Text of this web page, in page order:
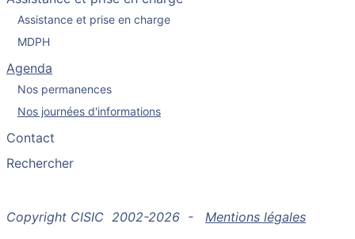
Assistance et prise en charge
MDPH
Agenda
Nos permanences
Nos journées d'informations
Contact
Rechercher
Copyright CISIC 2002-2026 - Mentions légales